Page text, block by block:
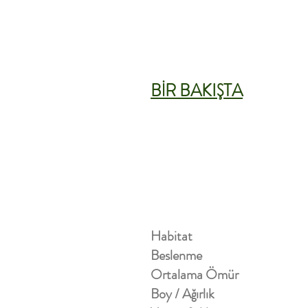
BİR BAKIŞTA
Habitat
Beslenme
Ortalama Ömür
Boy / Ağırlık